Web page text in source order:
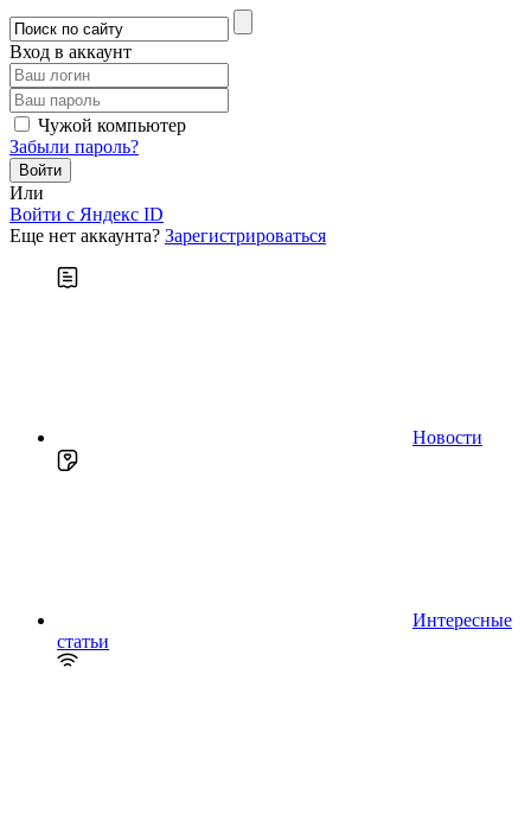
Вход в аккаунт
Чужой компьютер
Забыли пароль?
Или
Войти c Яндекс ID
Еще нет аккаунта? Зарегистрироваться
Новости
Интересные
статьи